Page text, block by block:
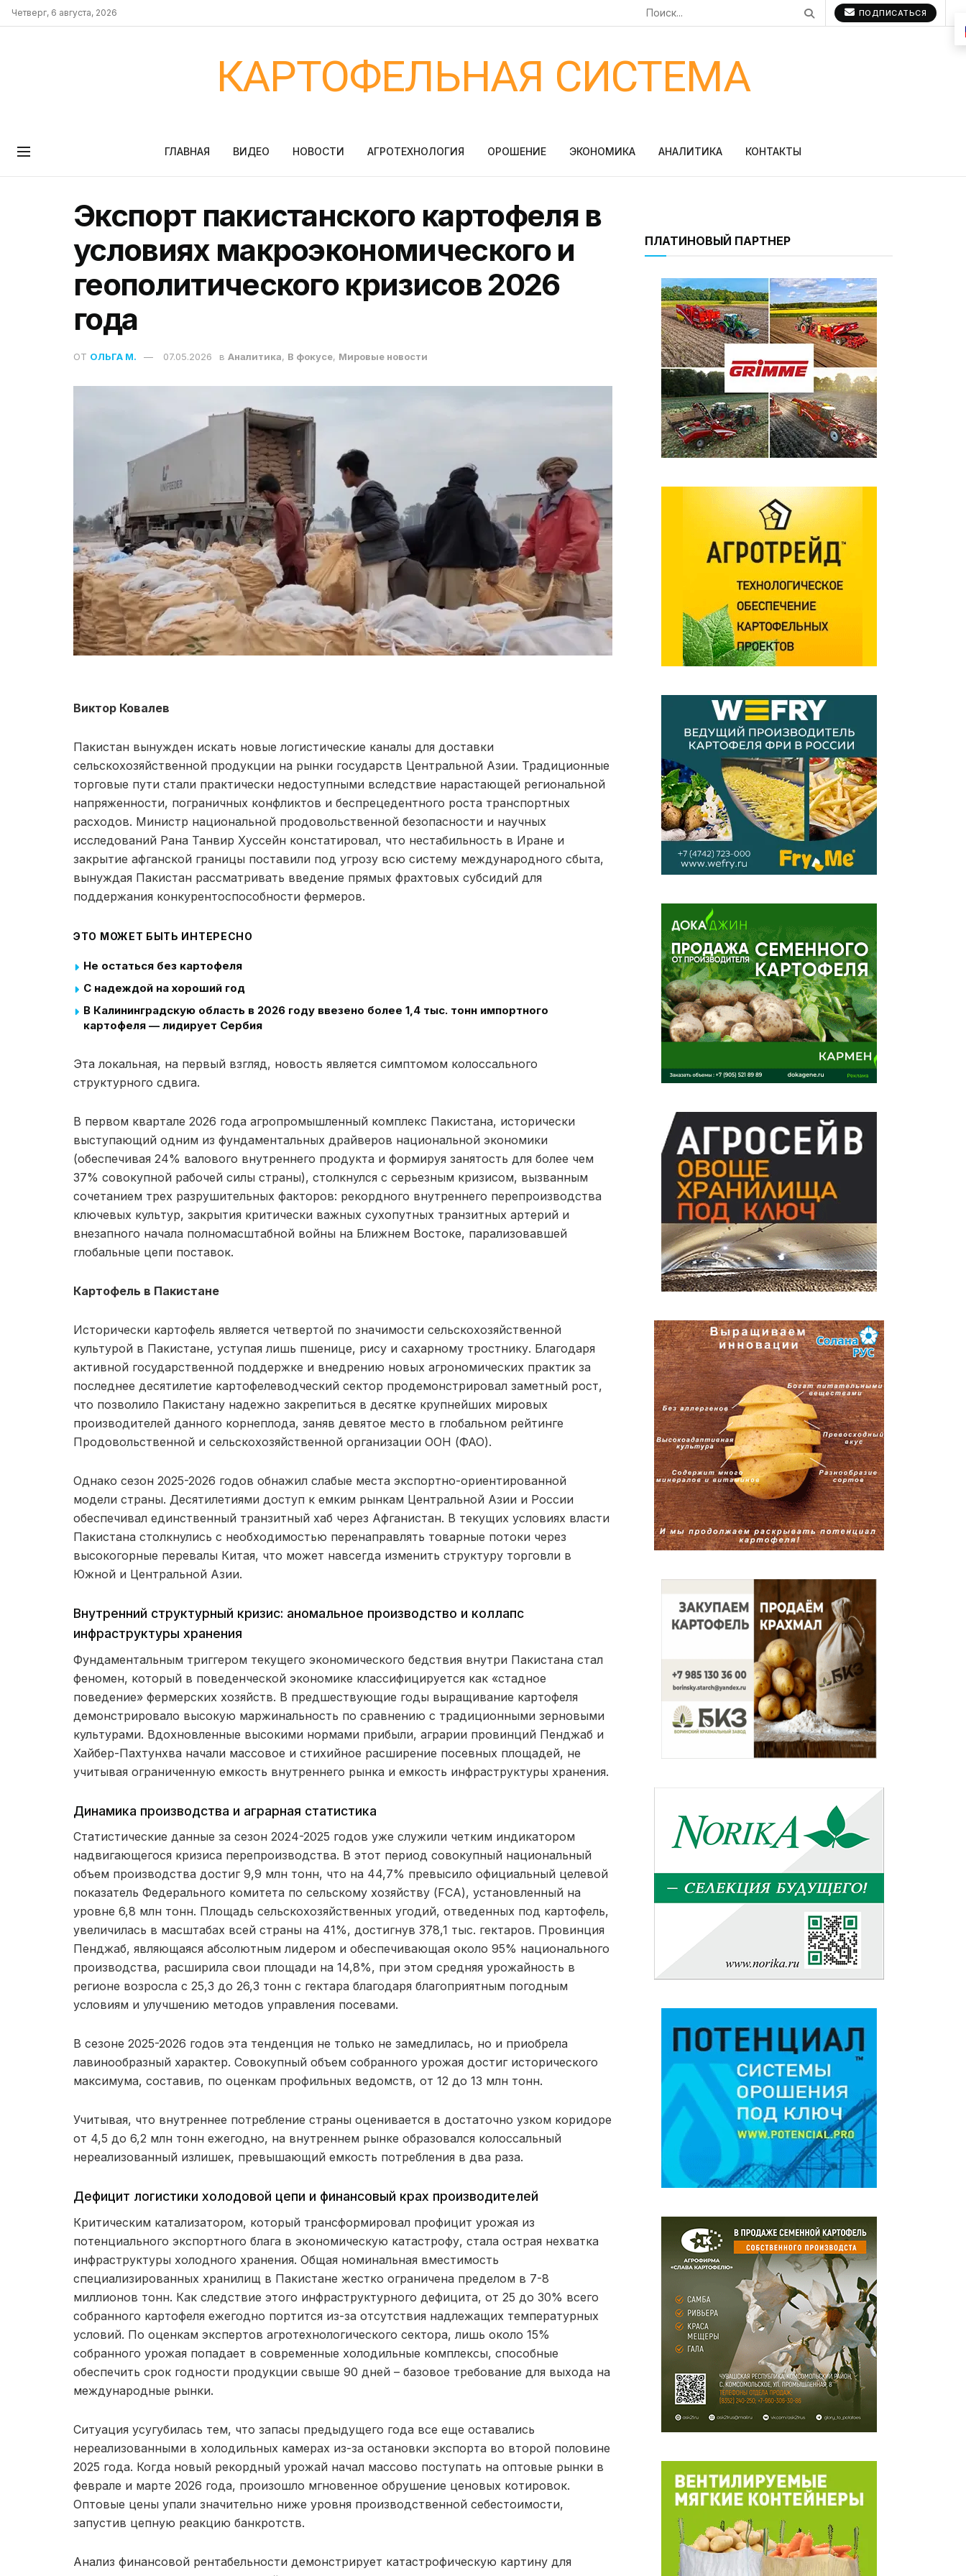
Четверг, 6 августа, 2026 ПОДПИСАТЬСЯ
КАРТОФЕЛЬНАЯ СИСТЕМА
ГЛАВНАЯ ВИДЕО НОВОСТИ АГРОТЕХНОЛОГИЯ ОРОШЕНИЕ ЭКОНОМИКА АНАЛИТИКА КОНТАКТЫ
Экспорт пакистанского картофеля в
условиях макроэкономического и
геополитического кризисов 2026
года
ОТ ОЛЬГА М. 07.05.2026 в Аналитика, В фокусе, Мировые новости
Виктор Ковалев
Пакистан вынужден искать новые логистические каналы для доставки
сельскохозяйственной продукции на рынки государств Центральной Азии. Традиционные
торговые пути стали практически недоступными вследствие нарастающей региональной
напряженности, пограничных конфликтов и беспрецедентного роста транспортных
расходов. Министр национальной продовольственной безопасности и научных
исследований Рана Танвир Хуссейн констатировал, что нестабильность в Иране и
закрытие афганской границы поставили под угрозу всю систему международного сбыта,
вынуждая Пакистан рассматривать введение прямых фрахтовых субсидий для
поддержания конкурентоспособности фермеров.
ЭТО МОЖЕТ БЫТЬ ИНТЕРЕСНО
Не остаться без картофеля
С надеждой на хороший год
В Калининградскую область в 2026 году ввезено более 1,4 тыс. тонн импортного
картофеля — лидирует Сербия
Эта локальная, на первый взгляд, новость является симптомом колоссального
структурного сдвига.
В первом квартале 2026 года агропромышленный комплекс Пакистана, исторически
выступающий одним из фундаментальных драйверов национальной экономики
(обеспечивая 24% валового внутреннего продукта и формируя занятость для более чем
37% совокупной рабочей силы страны), столкнулся с серьезным кризисом, вызванным
сочетанием трех разрушительных факторов: рекордного внутреннего перепроизводства
ключевых культур, закрытия критически важных сухопутных транзитных артерий и
внезапного начала полномасштабной войны на Ближнем Востоке, парализовавшей
глобальные цепи поставок.
Картофель в Пакистане
Исторически картофель является четвертой по значимости сельскохозяйственной
культурой в Пакистане, уступая лишь пшенице, рису и сахарному тростнику. Благодаря
активной государственной поддержке и внедрению новых агрономических практик за
последнее десятилетие картофелеводческий сектор продемонстрировал заметный рост,
что позволило Пакистану надежно закрепиться в десятке крупнейших мировых
производителей данного корнеплода, заняв девятое место в глобальном рейтинге
Продовольственной и сельскохозяйственной организации ООН (ФАО).
Однако сезон 2025-2026 годов обнажил слабые места экспортно-ориентированной
модели страны. Десятилетиями доступ к емким рынкам Центральной Азии и России
обеспечивал единственный транзитный хаб через Афганистан. В текущих условиях власти
Пакистана столкнулись с необходимостью перенаправлять товарные потоки через
высокогорные перевалы Китая, что может навсегда изменить структуру торговли в
Южной и Центральной Азии.
Внутренний структурный кризис: аномальное производство и коллапс
инфраструктуры хранения
Фундаментальным триггером текущего экономического бедствия внутри Пакистана стал
феномен, который в поведенческой экономике классифицируется как «стадное
поведение» фермерских хозяйств. В предшествующие годы выращивание картофеля
демонстрировало высокую маржинальность по сравнению с традиционными зерновыми
культурами. Вдохновленные высокими нормами прибыли, аграрии провинций Пенджаб и
Хайбер-Пахтунхва начали массовое и стихийное расширение посевных площадей, не
учитывая ограниченную емкость внутреннего рынка и емкость инфраструктуры хранения.
Динамика производства и аграрная статистика
Статистические данные за сезон 2024-2025 годов уже служили четким индикатором
надвигающегося кризиса перепроизводства. В этот период совокупный национальный
объем производства достиг 9,9 млн тонн, что на 44,7% превысило официальный целевой
показатель Федерального комитета по сельскому хозяйству (FCA), установленный на
уровне 6,8 млн тонн. Площадь сельскохозяйственных угодий, отведенных под картофель,
увеличилась в масштабах всей страны на 41%, достигнув 378,1 тыс. гектаров. Провинция
Пенджаб, являющаяся абсолютным лидером и обеспечивающая около 95% национального
производства, расширила свои площади на 14,8%, при этом средняя урожайность в
регионе возросла с 25,3 до 26,3 тонн с гектара благодаря благоприятным погодным
условиям и улучшению методов управления посевами.
В сезоне 2025-2026 годов эта тенденция не только не замедлилась, но и приобрела
лавинообразный характер. Совокупный объем собранного урожая достиг исторического
максимума, составив, по оценкам профильных ведомств, от 12 до 13 млн тонн.
Учитывая, что внутреннее потребление страны оценивается в достаточно узком коридоре
от 4,5 до 6,2 млн тонн ежегодно, на внутреннем рынке образовался колоссальный
нереализованный излишек, превышающий емкость потребления в два раза.
Дефицит логистики холодовой цепи и финансовый крах производителей
Критическим катализатором, который трансформировал профицит урожая из
потенциального экспортного блага в экономическую катастрофу, стала острая нехватка
инфраструктуры холодного хранения. Общая номинальная вместимость
специализированных хранилищ в Пакистане жестко ограничена пределом в 7-8
миллионов тонн. Как следствие этого инфраструктурного дефицита, от 25 до 30% всего
собранного картофеля ежегодно портится из-за отсутствия надлежащих температурных
условий. По оценкам экспертов агротехнологического сектора, лишь около 15%
собранного урожая попадает в современные холодильные комплексы, способные
обеспечить срок годности продукции свыше 90 дней – базовое требование для выхода на
международные рынки.
Ситуация усугубилась тем, что запасы предыдущего года все еще оставались
нереализованными в холодильных камерах из-за остановки экспорта во второй половине
2025 года. Когда новый рекордный урожай начал массово поступать на оптовые рынки в
феврале и марте 2026 года, произошло мгновенное обрушение ценовых котировок.
Оптовые цены упали значительно ниже уровня производственной себестоимости,
запустив цепную реакцию банкротств.
Анализ финансовой рентабельности демонстрирует катастрофическую картину для
ПЛАТИНОВЫЙ ПАРТНЕР